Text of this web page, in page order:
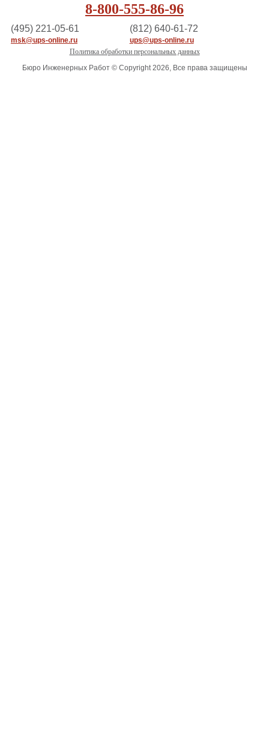
8-800-555-86-96
(495) 221-05-61
msk@ups-online.ru
(812) 640-61-72
ups@ups-online.ru
Политика обработки персональных данных
Бюро Инженерных Работ © Copyright 2026, Все права защищены